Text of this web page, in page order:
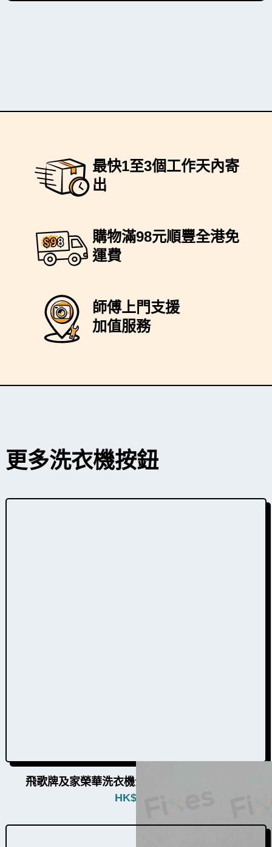
最快1至3個工作天內寄
出
購物滿98元順豐全港免
運費
師傅上門支援
加值服務
更多洗衣機按鈕
飛歌牌及家榮華洗衣機全組面板按鈕W009010
HK$